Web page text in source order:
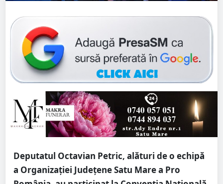
Deputatul Octavian Petric, alături de o echipă
a Organizației Județene Satu Mare a Pro